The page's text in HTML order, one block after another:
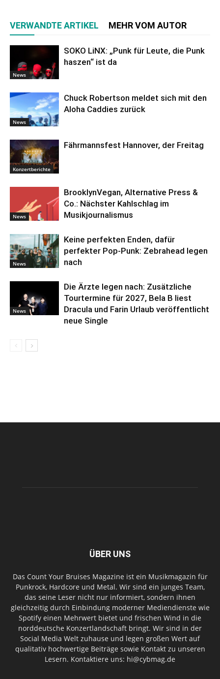
VERWANDTE ARTIKEL MEHR VOM AUTOR
News
SOKO LiNX: „Punk für Leute, die Punk
haszen“ ist da
News
Chuck Robertson meldet sich mit den
Aloha Caddies zurück
Konzertberichte
Fährmannsfest Hannover, der Freitag
News
BrooklynVegan, Alternative Press &
Co.: Nächster Kahlschlag im
Musikjournalismus
News
Keine perfekten Enden, dafür
perfekter Pop-Punk: Zebrahead legen
nach
News
Die Ärzte legen nach: Zusätzliche
Tourtermine für 2027, Bela B liest
Dracula und Farin Urlaub veröffentlicht
neue Single
ÜBER UNS
Das Count Your Bruises Magazine ist ein Musikmagazin für
Punkrock, Hardcore und Metal. Wir sind ein junges Team,
das seine Leser nicht nur informiert, sondern ihnen
gleichzeitig durch Einbindung moderner Mediendienste wie
Spotify einen Mehrwert bietet und frischen Wind in die
norddeutsche Konzertlandschaft bringt. Wir sind in der
Social Media Welt zuhause und legen großen Wert auf
qualitativ hochwertige Beiträge sowie Kontakt zu unseren
Lesern. Kontaktiere uns: hi@cybmag.de